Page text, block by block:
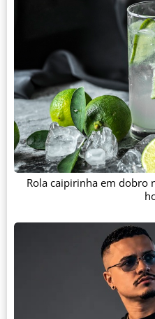
Rola caipirinha em dobro